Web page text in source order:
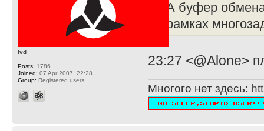
А буфер
рамках
23:27 <@Alone>
Многого нет здесь:
lvd
Posts: 1786
Joined: 07 Apr 2007, 22:28
Group: Registered users